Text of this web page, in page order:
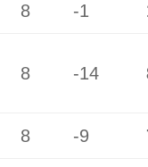
8 -1
8 -14
8 -9